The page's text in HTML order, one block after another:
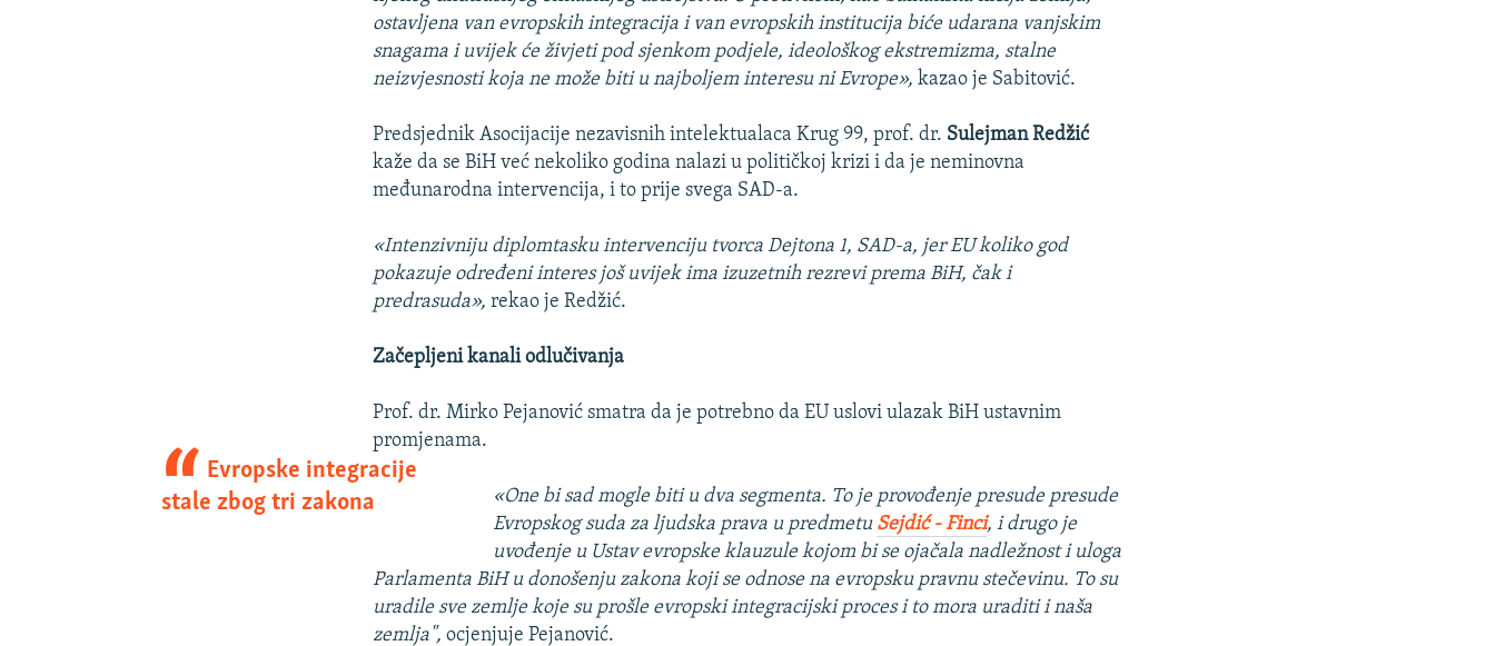
ostavljena van evropskih integracija i van evropskih institucija biće udarana vanjskim
snagama i uvijek će živjeti pod sjenkom podjele, ideološkog ekstremizma, stalne
neizvjesnosti koja ne može biti u najboljem interesu ni Evrope»,kazao je Sabitović.
Predsjednik Asocijacije nezavisnih intelektualaca Krug 99, prof. dr. Sulejman Redžić
kaže da se BiH već nekoliko godina nalazi u političkoj krizi i da je neminovna
međunarodna intervencija, i to prije svega SAD-a.
«Intenzivniju diplomtasku intervenciju tvorca Dejtona 1, SAD-a, jer EU koliko god
pokazuje određeni interes još uvijek ima izuzetnih rezrevi prema BiH, čak i
predrasuda», rekao je Redžić.
Začepljeni kanali odlučivanja
Prof. dr. Mirko Pejanović smatra da je potrebno da EU uslovi ulazak BiH ustavnim
promjenama.
Evropske integracije
stale zbog tri zakona
«One bi sad mogle biti u dva segmenta. To je provođenje presude presude
Evropskog suda za ljudska prava u predmetu Sejdić - Finci, i drugo je
uvođenje u Ustav evropske klauzule kojom bi se ojačala nadležnost i uloga
Parlamenta BiH u donošenju zakona koji se odnose na evropsku pravnu stečevinu. To su
uradile sve zemlje koje su prošle evropski integracijski proces i to mora uraditi i naša
zemlja",ocjenjuje Pejanović.